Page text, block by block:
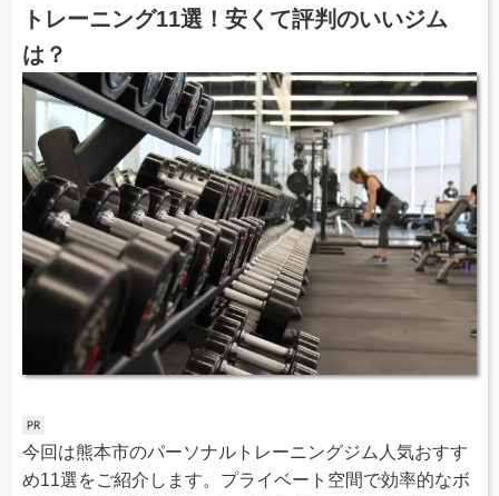
トレーニング11選！安くて評判のいいジム
は？
今回は熊本市のパーソナルトレーニングジム人気おすす
め11選をご紹介します。プライベート空間で効率的なボ